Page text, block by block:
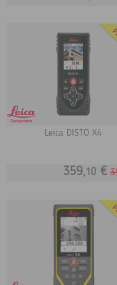
Leica DISTO X4
359,10 €